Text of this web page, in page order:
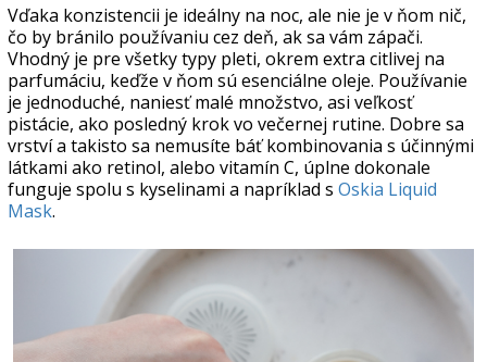
Vďaka konzistencii je ideálny na noc, ale nie je v ňom nič,
čo by bránilo používaniu cez deň, ak sa vám zápači.
Vhodný je pre všetky typy pleti, okrem extra citlivej na
parfumáciu, keďže v ňom sú esenciálne oleje. Používanie
je jednoduché, naniesť malé množstvo, asi veľkosť
pistácie, ako posledný krok vo večernej rutine. Dobre sa
vrství a takisto sa nemusíte báť kombinovania s účinnými
látkami ako retinol, alebo vitamín C, úplne dokonale
funguje spolu s kyselinami a napríklad s Oskia Liquid
Mask.